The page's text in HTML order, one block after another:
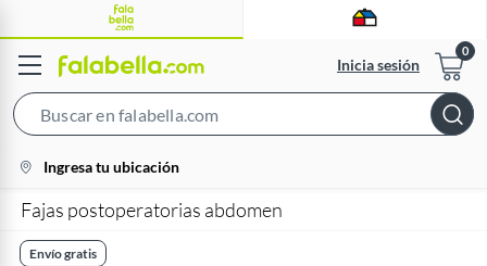
Inicia sesión
Bar
location-
icon
Ingresa tu ubicación
Fajas postoperatorias abdomen
Envío gratis